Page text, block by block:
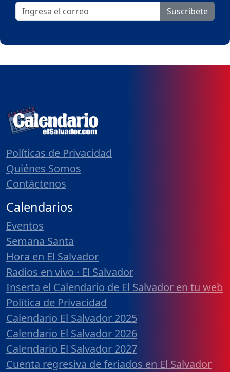
Suscribete
Políticas de Privacidad
Quiénes Somos
Contáctenos
Calendarios
Eventos
Semana Santa
Hora en El Salvador
Radios en vivo · El Salvador
Inserta el Calendario de El Salvador en tu web
Política de Privacidad
Calendario El Salvador 2025
Calendario El Salvador 2026
Calendario El Salvador 2027
Cuenta regresiva de feriados en El Salvador